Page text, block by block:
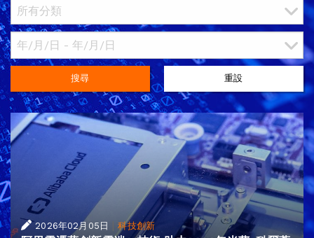
搜尋 重設
2026年02月05日 |科技創新